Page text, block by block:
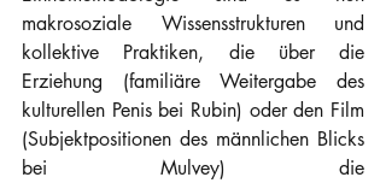
makrosoziale Wissensstrukturen und
kollektive Praktiken, die über die
Erziehung (familiäre Weitergabe des
kulturellen Penis bei Rubin) oder den Film
(Subjektpositionen des männlichen Blicks
bei Mulvey) die